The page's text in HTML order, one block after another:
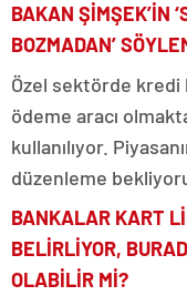
BAKAN ŞİMŞEK’İN
BOZMADAN’
Özel sektörde kredi
ödeme aracı
kullanılıyor.
düzenleme
BANKALAR KART
BELİRLİYOR,
OLABİLİR Mİ?